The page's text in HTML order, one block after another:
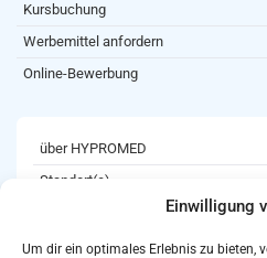
Einwilligung
Um dir ein optimales Erlebnis zu bieten,
Kursbuchung
Werbemittel anfordern
Online-Bewerbung
über HYPROMED
Standort(e)
Karriere